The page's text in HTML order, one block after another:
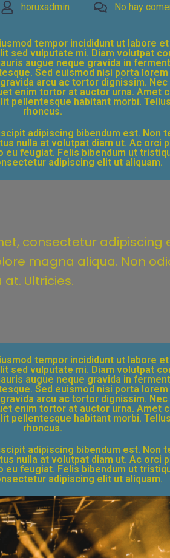
horuxadmin No hay
tempor incididunt ut labore
sed vulputate mi. Diam volutpat
augue neque gravida in
Sed euismod nisi porta
arcu ac tortor dignissim.
enim tortor at auctor urna. Amet
pellentesque habitant morbi.
rhoncus.
adipiscing bibendum est. Non
nulla at volutpat diam ut. Ac orci
feugiat. Felis bibendum ut
adipiscing elit ut aliquam.
consectetur
magna aliqua. Non
Ultricies.
tempor incididunt ut labore
sed vulputate mi. Diam volutpat
augue neque gravida in
Sed euismod nisi porta
arcu ac tortor dignissim.
enim tortor at auctor urna. Amet
pellentesque habitant morbi.
rhoncus.
adipiscing bibendum est. Non
nulla at volutpat diam ut. Ac orci
feugiat. Felis bibendum ut
adipiscing elit ut aliquam.